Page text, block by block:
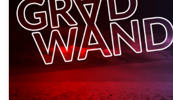
Der Thinktank Agora Energiewende hat ein
(sehr konkreten!) Maßnahmen für die ersten
Bundesregierung und etwas darüber hinaus
die neue Regierung messen lassen müssen.
euch auseinander genommen und bewertet